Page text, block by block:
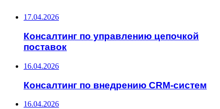
17.04.2026
Консалтинг по управлению цепочкой
поставок
16.04.2026
Консалтинг по внедрению CRM-систем
16.04.2026